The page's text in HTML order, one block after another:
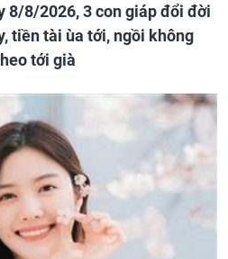
8/8/2026, 3 con giáp đổi đời
tiền tài ùa tới, ngồi không
tới già